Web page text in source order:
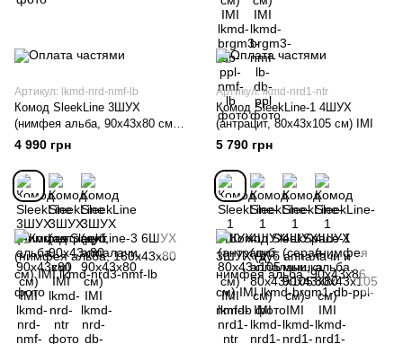
Артикул: lkmd-nrd-nmf-lb
Комод SleekLine 3ШУХ
(нимфея альба, 90x43x80 см)
IMI
4 990 грн
Артикул: lkmd-nrd1-ntr
Комод SleekLine-1 4ШУХ
(антрацит, 80x43x105 см) IMI
5 790 грн